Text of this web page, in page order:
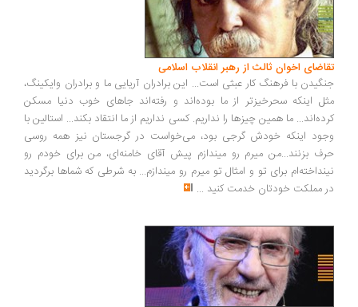
اخوان ثالث از رهبر انقلاب اسلامی
با فرهنگ کار عبثی است... این برادران آریایی ما و برادران وایکینگ،
اینکه سحرخیزتر از ما بوده‌اند و رفته‌اند جاهای خوب دنیا مسکن
ما همین چیزها را نداریم. کسی نداریم از ما انتقاد بکند... استالین با
اینکه خودش گرجی بود، می‌خواست در گرجستان نیز همه روسی
بزنند...من میرم رو میندازم پیش آقای خامنه‌ای، من برای خودم رو
برای تو و امثال تو میرم رو میندازم... به شرطی که شماها برگردید
مملکت خودتان خدمت کنید...